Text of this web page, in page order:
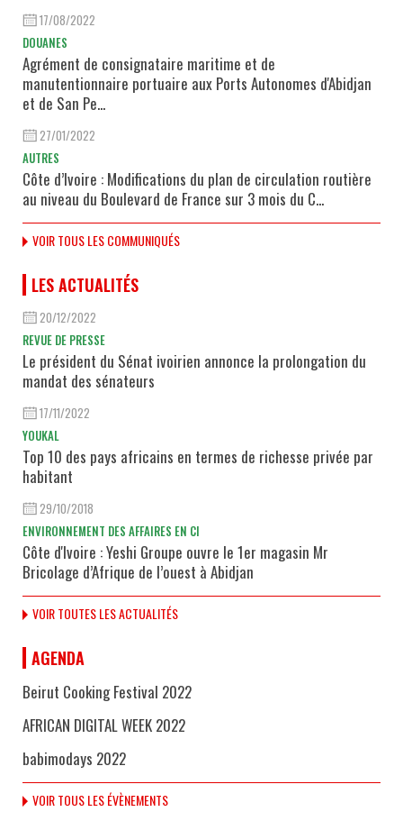
17/08/2022
DOUANES
Agrément de consignataire maritime et de
manutentionnaire portuaire aux Ports Autonomes d'Abidjan
et de San Pe...
27/01/2022
AUTRES
Côte d’Ivoire : Modifications du plan de circulation routière
au niveau du Boulevard de France sur 3 mois du C...
VOIR TOUS LES COMMUNIQUÉS
LES ACTUALITÉS
20/12/2022
REVUE DE PRESSE
Le président du Sénat ivoirien annonce la prolongation du
mandat des sénateurs
17/11/2022
YOUKAL
Top 10 des pays africains en termes de richesse privée par
habitant
29/10/2018
ENVIRONNEMENT DES AFFAIRES EN CI
Côte d'Ivoire : Yeshi Groupe ouvre le 1er magasin Mr
Bricolage d’Afrique de l’ouest à Abidjan
VOIR TOUTES LES ACTUALITÉS
AGENDA
Beirut Cooking Festival 2022
AFRICAN DIGITAL WEEK 2022
babimodays 2022
VOIR TOUS LES ÉVÈNEMENTS